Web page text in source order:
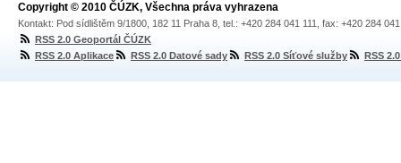
Copyright © 2010 ČÚZK, Všechna práva vyhrazena
Kontakt: Pod sídlištěm 9/1800, 182 11 Praha 8, tel.: +420 284 041 111, fax: +420 284
RSS 2.0 Geoportál ČÚZK
RSS 2.0 Aplikace
RSS 2.0 Datové sady RSS 2.0 Síťové služby RSS